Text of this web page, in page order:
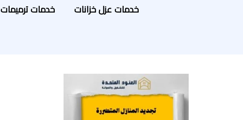
خدمات عزل خزانات خدمات ترميمات